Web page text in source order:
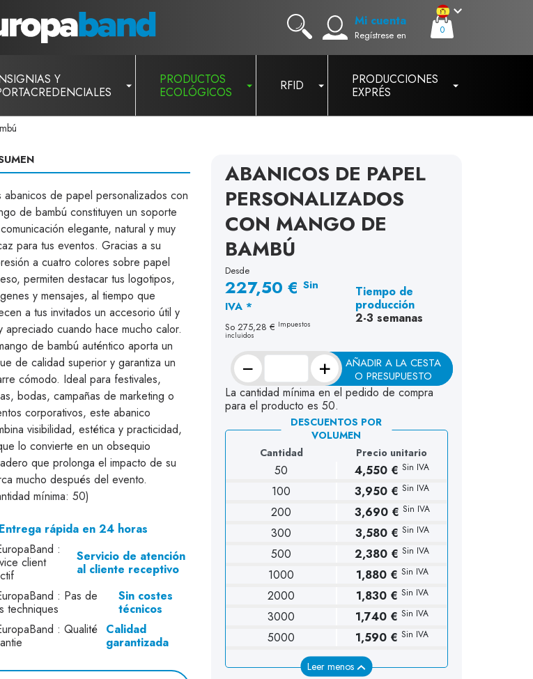
Mi cuenta
Regístrese en 0
Y
PRODUCTOS
ECOLÓGICOS
RFID
PRODUCCIONES
EXPRÉS
abanicos de papel personalizados con
de bambú constituyen un soporte
elegante, natural y muy
para tus eventos. Gracias a su
a cuatro colores sobre papel
permiten destacar tus logotipos,
y mensajes, al tiempo que
a tus invitados un accesorio útil y
apreciado cuando hace mucho calor.
de bambú auténtico aporta un
de calidad superior y garantiza un
cómodo. Ideal para festivales,
bodas, campañas de marketing o
corporativos, este abanico
visibilidad, estética y practicidad,
lo convierte en un obsequio
que prolonga el impacto de su
mucho después del evento.
mínima: 50)
rápida en 24 horas
Servicio de atención
al cliente receptivo
Sin costes
técnicos
Calidad
garantizada
ABANICOS DE PAPEL
PERSONALIZADOS
CON MANGO DE
BAMBÚ
Desde
227,50 € Sin
IVA *
So 275,28 € Impuestos
incluidos
Tiempo de
producción
2-3 semanas
− +
AÑADIR A LA CESTA
O PRESUPUESTO
La cantidad mínima en el pedido de compra
para el producto es 50.
DESCUENTOS POR
VOLUMEN
Cantidad
Precio unitario
50 4,550 € Sin IVA
100 3,950 € Sin IVA
200 3,690 € Sin IVA
300 3,580 € Sin IVA
500 2,380 € Sin IVA
1000 1,880 € Sin IVA
2000 1,830 € Sin IVA
3000 1,740 € Sin IVA
5000 1,590 € Sin IVA
Leer menos